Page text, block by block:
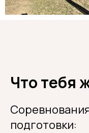
Что тебя
подготовки: